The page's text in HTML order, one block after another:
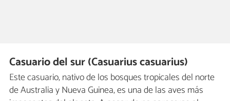
Casuario del sur (Casuarius casuarius)
Este casuario, nativo de los bosques tropicales del norte
de Australia y Nueva Guinea, es una de las aves más